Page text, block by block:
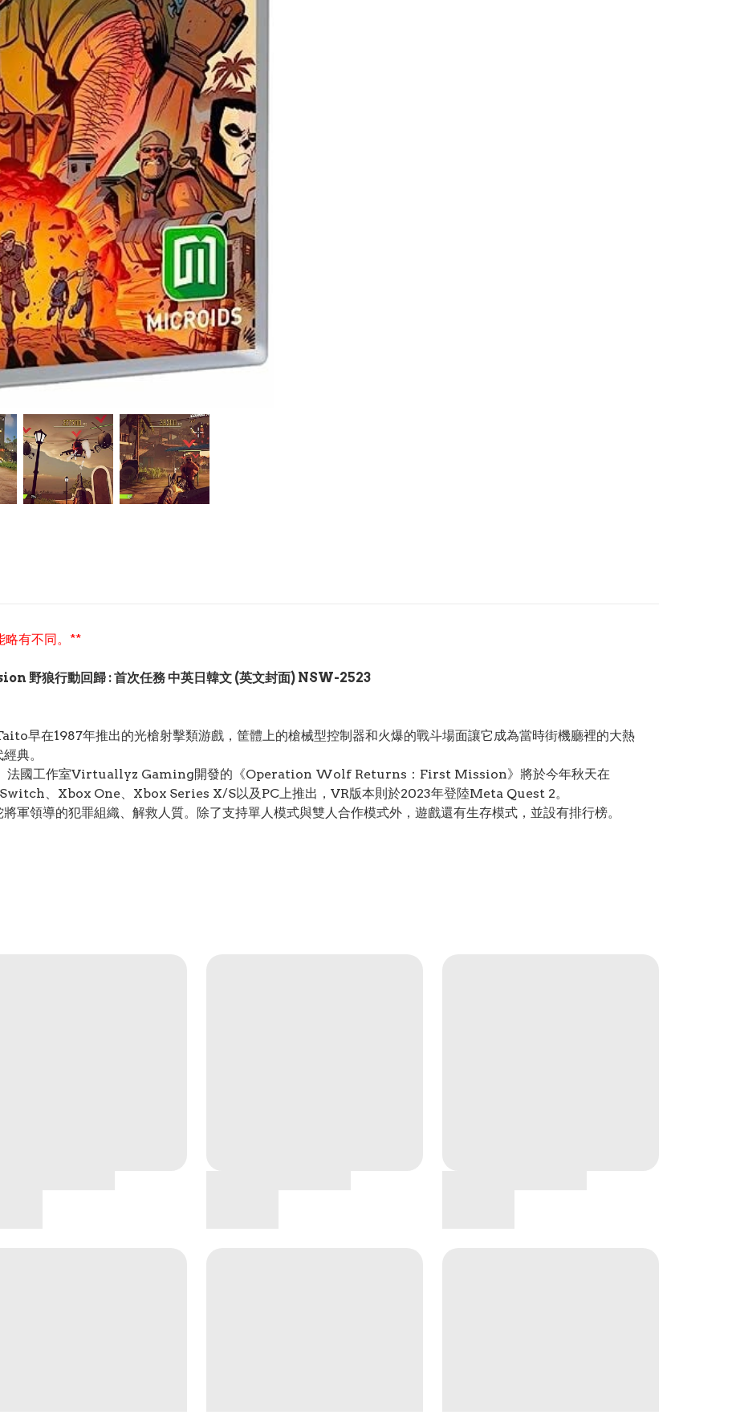
略有不同。**
狼行動回歸 : 首次任務 中英日韓文 (英文封面) NSW-2523
早在1987年推出的光槍射擊類游戲，筐體上的槍械型控制器和火爆的戰斗場面讓它成為當時街機廳裡的大熱
典。
法國工作室Virtuallyz Gaming開發的《Operation Wolf Returns：First Mission》將於今年秋天在
、Xbox One、Xbox Series X/S以及PC上推出，VR版本則於2023年登陸Meta Quest 2。
軍領導的犯罪組織、解救人質。除了支持單人模式與雙人合作模式外，遊戲還有生存模式，並設有排行榜。